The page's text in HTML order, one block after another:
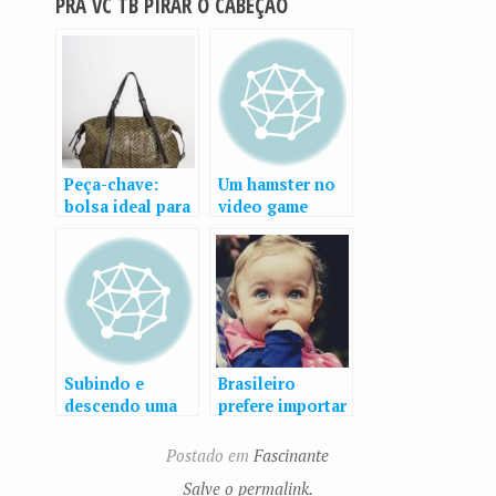
Peça-chave:
bolsa ideal para
é feita com
couro de peixe
Um hamster no
video game
Subindo e
descendo uma
Brasileiro
prefere importar
doador com
Postado emFascinante
Salve o permalink.